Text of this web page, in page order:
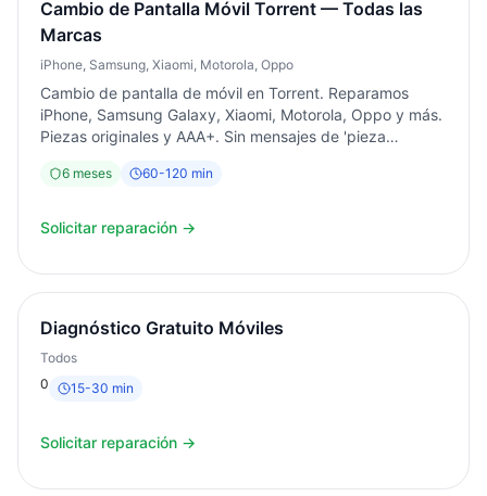
Cambio de Pantalla Móvil Torrent — Todas las
Marcas
iPhone, Samsung, Xiaomi, Motorola, Oppo
Cambio de pantalla de móvil en Torrent. Reparamos
iPhone, Samsung Galaxy, Xiaomi, Motorola, Oppo y más.
Piezas originales y AAA+. Sin mensajes de 'pieza
Diagnóstico siempre gratuito. Garantía 6 meses por
6 meses 60-120 min
Solicitar reparación →
Diagnóstico Gratuito Móviles
Todos
0
15-30 min
Solicitar reparación →